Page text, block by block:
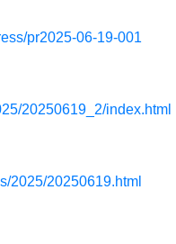
pr2025-06-19-001
20250619_2/index.html
2025/20250619.html